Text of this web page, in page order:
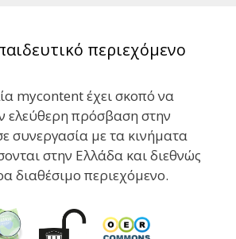
περιεχόμενο
mycontent έχει σκοπό να
ελεύθερη πρόσβαση στην
συνεργασία με τα κινήματα
στην Ελλάδα και διεθνώς
διαθέσιμο περιεχόμενο.